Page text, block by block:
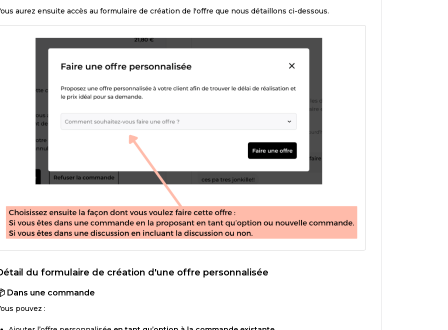
aurez ensuite accès au formulaire de création de l'offre que nous détaillons ci-dessous.
du formulaire de création d'une offre personnalisée
Dans une commande
pouvez :